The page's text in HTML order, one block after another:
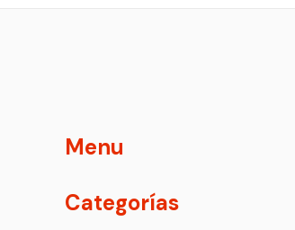
Menu
Categorías